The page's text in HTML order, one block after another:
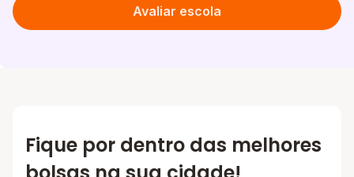
Avaliar escola
Fique por dentro das melhores